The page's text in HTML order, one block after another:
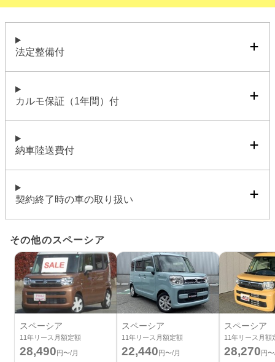
法定整備付
カルモ保証（1年間）付
納車陸送費付
契約終了時の車の取り扱い
その他のスペーシア
スペーシア
11年リース月額定額
28,490円〜/月
スペーシア
11年リース月額定額
22,440円〜/月
スペーシア
11年リース月額
28,270円